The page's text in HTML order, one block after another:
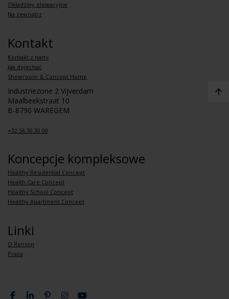
Okladziny elewacyjne
Na zewnątrz
Kontakt
Kontakt z nami
Jak dojechać
Showroom & Concept Home
Industriezone 2 Vijverdam
Maalbeekstraat 10
B-8790 WAREGEM
+32 56 30 30 00
Koncepcje kompleksowe
Healthy Residential Concept
Health Care Concept
Healthy School Concept
Healthy Apartment Concept
Linki
O Renson
Praca